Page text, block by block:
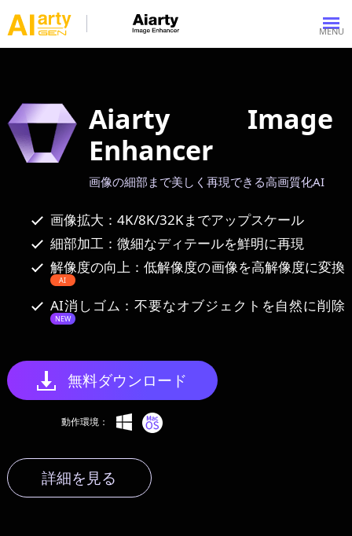
Aiarty Image
Enhancer
画像の細部まで美しく再現できる高画質化AI
画像拡大：4K/8K/32Kまでアップスケール
細部加工：微細なディテールを鮮明に再現
解像度の向上：低解像度の画像を高解像度に変換
AI
AI消しゴム：不要なオブジェクトを自然に削除
NEW
無料ダウンロード
動作環境：
詳細を見る